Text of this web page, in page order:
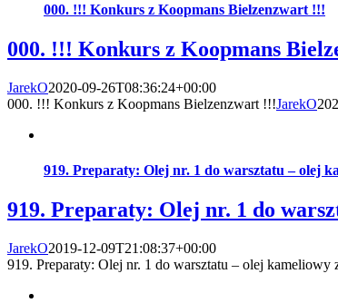
000. !!! Konkurs z Koopmans Bielzenzwart !!!
000. !!! Konkurs z Koopmans
JarekO2020-09-26T08:36:24+00:00
000. !!! Konkurs z Koopmans Bielzenzwart !!!JarekO
919. Preparaty: Olej nr. 1 do warsztatu – olej
919. Preparaty: Olej nr. 1 do
JarekO2019-12-09T21:08:37+00:00
919. Preparaty: Olej nr. 1 do warsztatu – olej kameliowy